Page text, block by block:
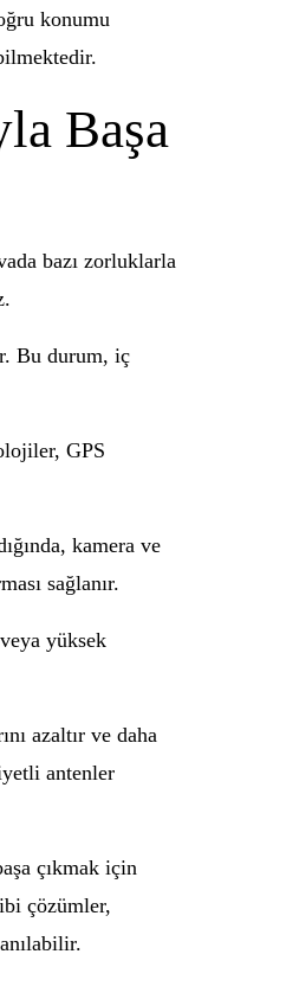
konumu
Başa
bazı zorluklarla
Bu durum, iç
GPS
kamera ve
sağlanır.
yüksek
azaltır ve daha
antenler
çıkmak için
çözümler,